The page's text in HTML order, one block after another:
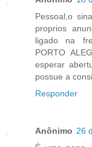
Pessoal,o
proprios
ligado na
PORTO
esperar
possue a
Responder
Anônimo 26